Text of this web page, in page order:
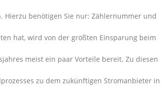
Hierzu benötigen Sie nur: Zählernummer und
hat, wird von der größten Einsparung beim
meist ein paar Vorteile bereit. Zu diesen
zu dem zukünftigen Stromanbieter in